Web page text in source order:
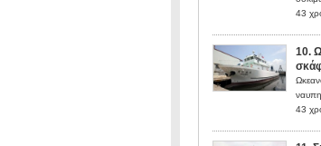
43
10.
43